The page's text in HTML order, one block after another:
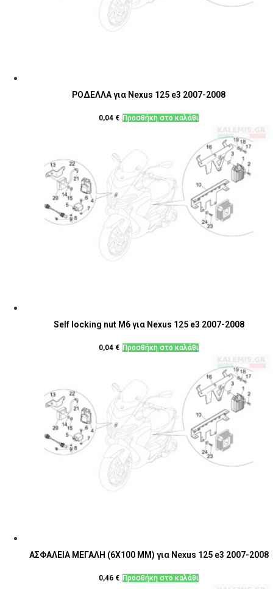
ΡΟΔΕΛΛΑ για Nexus 125 e3 2007-2008
0,04 € Προσθήκη στο καλάθι
Self locking nut M6 για Nexus 125 e3 2007-2008
0,04 € Προσθήκη στο καλάθι
ΑΣΦΑΛΕΙΑ ΜΕΓΑΛΗ (6Χ100 MM) για Nexus 125 e3 2007-2008
0,46 € Προσθήκη στο καλάθι